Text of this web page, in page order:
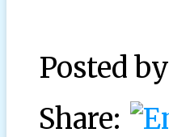
Posted by
Share: